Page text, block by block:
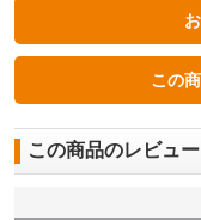
この商品のレビュー